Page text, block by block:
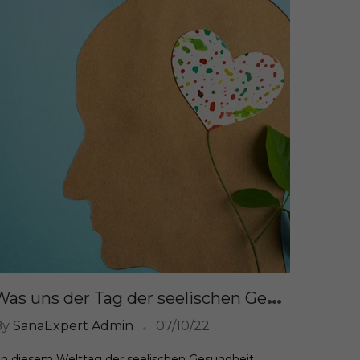
W
as uns der Tag der seelischen Gesundheit über ein gutes Leben mit uns selbst lehrt
SanaExpert Admin 07/10/22